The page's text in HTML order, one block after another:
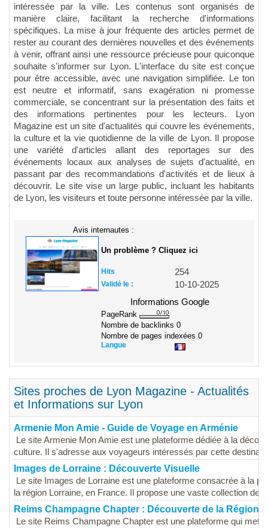
intéressée par la ville. Les contenus sont organisés de
manière claire, facilitant la recherche d'informations
spécifiques. La mise à jour fréquente des articles permet de
rester au courant des dernières nouvelles et des événements
à venir, offrant ainsi une ressource précieuse pour quiconque
souhaite s'informer sur Lyon. L'interface du site est conçue
pour être accessible, avec une navigation simplifiée. Le ton
est neutre et informatif, sans exagération ni promesse
commerciale, se concentrant sur la présentation des faits et
des informations pertinentes pour les lecteurs. Lyon
Magazine est un site d'actualités qui couvre les événements,
la culture et la vie quotidienne de la ville de Lyon. Il propose
une variété d'articles allant des reportages sur des
événements locaux aux analyses de sujets d'actualité, en
passant par des recommandations d'activités et de lieux à
découvrir. Le site vise un large public, incluant les habitants
de Lyon, les visiteurs et toute personne intéressée par la ville.
Avis internautes :
Un problème ? Cliquez ici
Hits 254
Validé le :
10-10-2025
Informations Google
PageRank
Nombre de backlinks 0
Nombre de pages indexées 0
Langue
Sites proches de Lyon Magazine - Actualités
et Informations sur Lyon
Armenie Mon Amie - Guide de Voyage en Arménie
Le site Armenie Mon Amie est une plateforme dédiée à la
culture. Il s'adresse aux voyageurs intéressés par cette
Images de Lorraine : Découverte Visuelle
Le site Images de Lorraine est une plateforme consacrée à la
la région Lorraine, en France. Il propose une vaste collection de
Reims Champagne Chapter : Découverte de la Région
Le site Reims Champagne Chapter est une plateforme qui met